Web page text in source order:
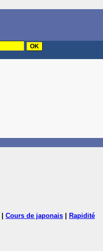
Cours de japonais
Rapidité